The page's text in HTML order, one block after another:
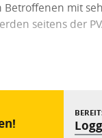
Betroffenen mit
seitens der